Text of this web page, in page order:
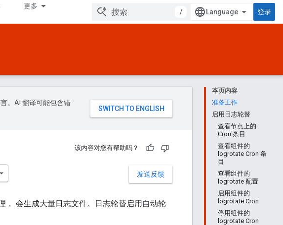
更多
/ 登录
本页内容
准备工作
启用日志轮替
查看节点上的
Cron 条目
查看组件的
logrotate Cron 条
目
查看组件的
logrotate 配置
启用组件的
logrotate Cron
停用组件的
logrotate Cron
。AI 翻译可能包含错
该内容对您有帮助吗？
发送反馈
会生成大量日志文件。日志轮替启用自动轮